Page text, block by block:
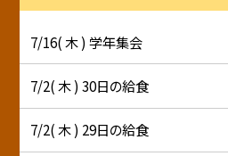
7/16( 木 ) 学年集会
7/2( 木 ) 30日の給食
7/2( 木 ) 29日の給食